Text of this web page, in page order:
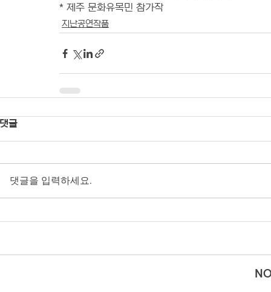
* 제주 문화유목민 참가작
지난공연작품
댓글
댓글을 입력하세요.